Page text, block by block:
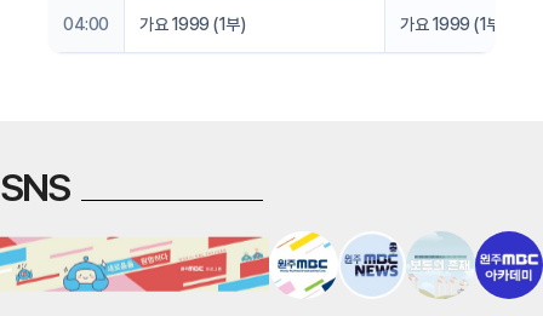
04:00 가요 1999 (1부) 가요 1999 (1부)
SNS